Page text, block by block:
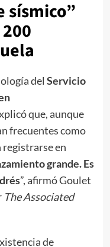
sísmico”
del Servicio
que, aunque
frecuentes como
en
grande. Es
”, afirmó Goulet
The Associated
de